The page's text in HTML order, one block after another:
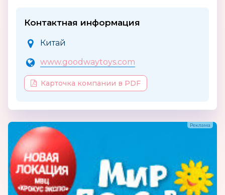
Контактная информация
Китай
www.goodwaytoys.com
Карточка компании в PDF